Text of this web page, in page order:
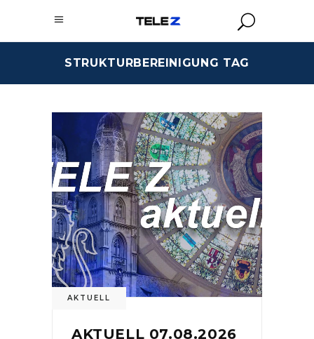
STRUKTURBEREINIGUNG TAG
AKTUELL
AKTUELL 07.08.2026